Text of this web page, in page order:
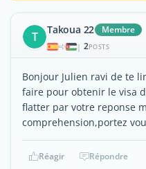
T Takoua 22 Membre
| 2POSTS
Bonjour Julien ravi de te
faire pour obtenir le visa
flatter par votre reponse
comprehension,portez
Réagir Répondre